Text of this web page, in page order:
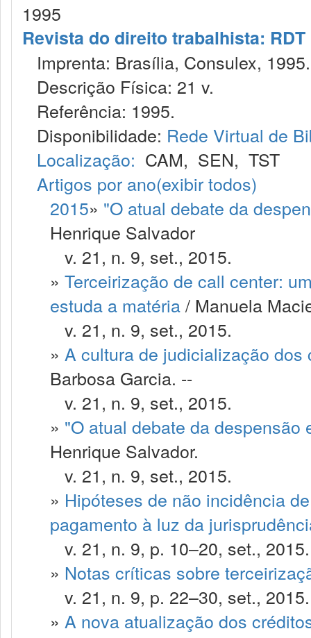
1995
Revista do direito trabalhista: RDT
Imprenta: Brasília, Consulex, 1995.
Descrição Física: 21 v.
Referência: 1995.
Disponibilidade: Rede Virtual de
Localização: CAM, SEN, TST
Artigos por ano(exibir todos)
2015» "O atual debate da
Henrique Salvador
v. 21, n. 9, set., 2015.
» Terceirização de call center:
estuda a matéria/ Manuela
v. 21, n. 9, set., 2015.
» A cultura de judicialização
Barbosa Garcia. --
v. 21, n. 9, set., 2015.
» "O atual debate da
Henrique Salvador.
v. 21, n. 9, set., 2015.
» Hipóteses de não incidência
pagamento à luz da
v. 21, n. 9, p. 10–20, set., 2015.
» Notas críticas sobre
v. 21, n. 9, p. 22–30, set., 2015.
» A nova atualização dos